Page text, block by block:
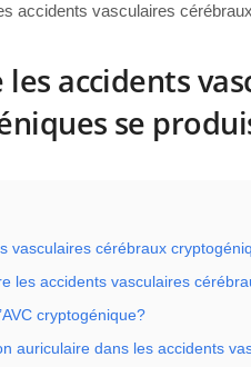
accidents vasculaires
accidents
se
vasculaires cérébraux
les accidents vasculaires
cryptogénique?
auriculaire dans les accidents